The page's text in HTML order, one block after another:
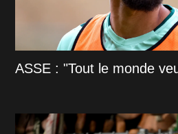
ASSE : "Tout le monde